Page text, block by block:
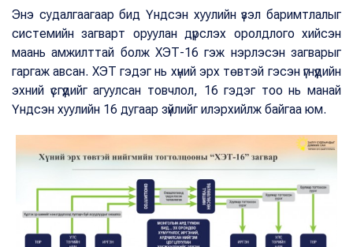
Энэ судалгаагаар бид Үндсэн хуулийн үзэл баримтлалыг
системийн загварт оруулан дүрслэх оролдлого хийсэн
маань амжилттай болж ХЭТ-16 гэж нэрлэсэн загварыг
гаргаж авсан. ХЭТ гэдэг нь хүний эрх төвтэй гэсэн үгнүүдийн
эхний үсгүүдийг агуулсан товчлол, 16 гэдэг тоо нь манай
Үндсэн хуулийн 16 дугаар зүйлийг илэрхийлж байгаа юм.